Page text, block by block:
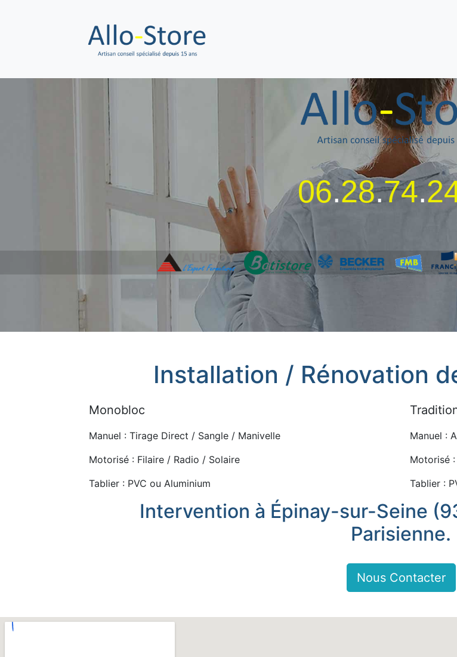
06.28.74.
Installation / Rénovation
Monobloc
Manuel : Tirage Direct / Sangle / Manivelle
Motorisé : Filaire / Radio / Solaire
Tablier : PVC ou Aluminium
Manuel :
Motorisé
Tablier :
Intervention à Épinay-sur-Seine
Parisienne.
Nous Contacter